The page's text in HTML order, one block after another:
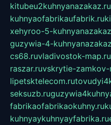
kitubeu2kuhnyanazakaz.ru
kuhnyaofabrikaufabrik.ru
xehyroo-5-
guzywia-4-
cs68.ruvladivostok-map.ru
raszar.ruvskrytie-zamkov-
lipetsktelecom.ru
seksuzb.ru
fabrikaofabrikaokuhny.ru
kuhnyaykuhnyayfabrika.ru